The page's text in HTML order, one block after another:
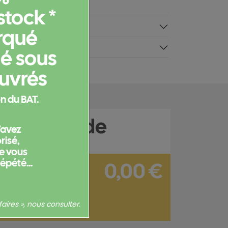
0,00 €
frais de port
*
sous
du BAT.
vous
», nous consulter.